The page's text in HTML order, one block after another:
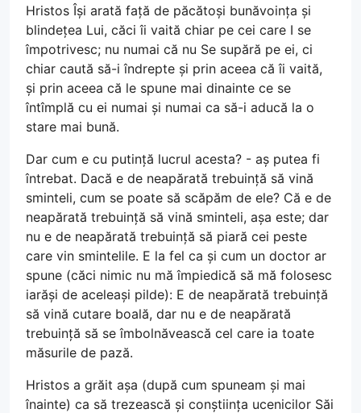
Hristos Își arată față de păcătoși bunăvoința și
blindețea Lui, căci îi vaită chiar pe cei care I se
împotrivesc; nu numai că nu Se supără pe ei, ci
chiar caută să-i îndrepte și prin aceea că îi vaită,
și prin aceea că le spune mai dinainte ce se
întîmplă cu ei numai și numai ca să-i aducă la o
stare mai bună.
Dar cum e cu putință lucrul acesta? - aș putea fi
întrebat. Dacă e de neapărată trebuință să vină
sminteli, cum se poate să scăpăm de ele? Că e de
neapărată trebuință să vină sminteli, așa este; dar
nu e de neapărată trebuință să piară cei peste
care vin smintelile. E la fel ca și cum un doctor ar
spune (căci nimic nu mă împiedică să mă folosesc
iarăși de aceleași pilde): E de neapărată trebuință
să vină cutare boală, dar nu e de neapărată
trebuință să se îmbolnăvească cel care ia toate
măsurile de pază.
Hristos a grăit așa (după cum spuneam și mai
înainte) ca să trezească și conștiința ucenicilor Săi